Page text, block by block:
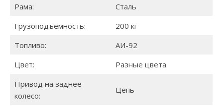
Рама:
Сталь
Грузоподъемность:
200 кг
Топливо:
АИ-92
Цвет:
Разные цвета
Привод на заднее
колесо:
Цепь